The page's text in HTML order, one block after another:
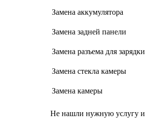
Замена аккумулятора
Замена задней панели
Замена разъема для зарядки
Замена стекла камеры
Замена камеры
Не нашли нужную услугу